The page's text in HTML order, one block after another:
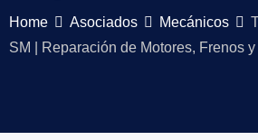
Home Asociados Mecánicos
SM | Reparación de Motores, Frenos